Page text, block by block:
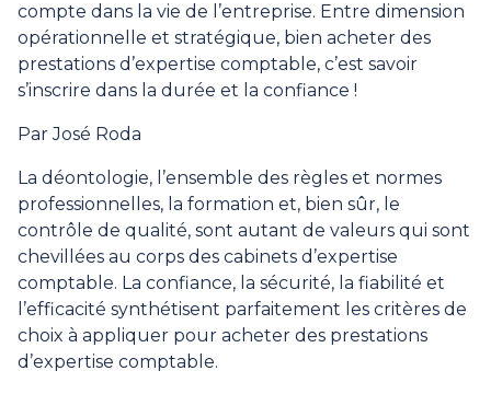
compte dans la vie de l’entreprise. Entre dimension
opérationnelle et stratégique, bien acheter des
prestations d’expertise comptable, c’est savoir
s’inscrire dans la durée et la confiance !
Par José Roda
La déontologie, l’ensemble des règles et normes
professionnelles, la formation et, bien sûr, le
contrôle de qualité, sont autant de valeurs qui sont
chevillées au corps des cabinets d’expertise
comptable. La confiance, la sécurité, la fiabilité et
l’efficacité synthétisent parfaitement les critères de
choix à appliquer pour acheter des prestations
d’expertise comptable.